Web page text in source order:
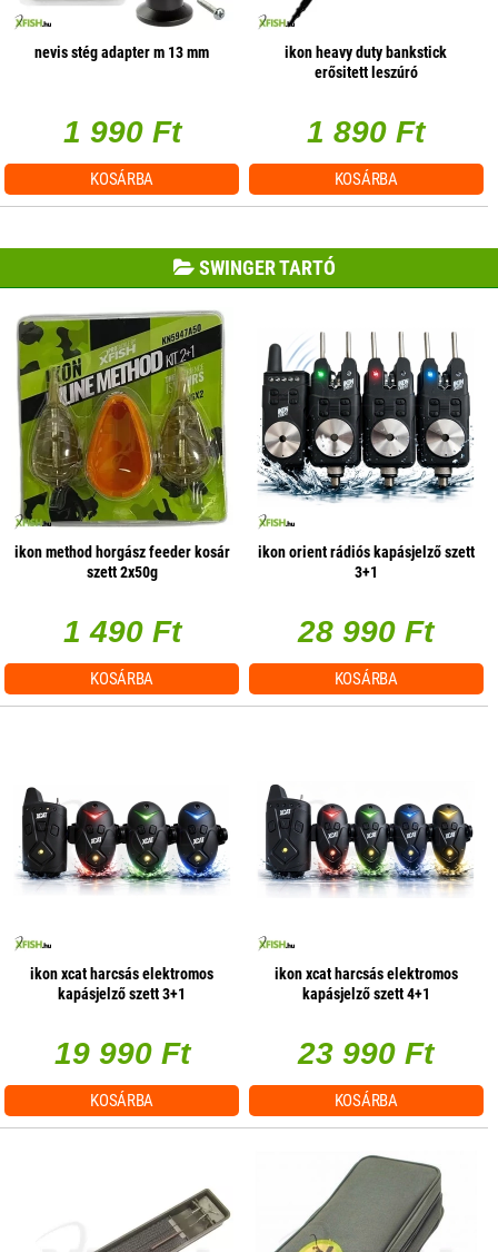
nevis stég adapter m 13 mm
1 990 Ft
KOSÁRBA
ikon heavy duty bankstick
erősitett leszúró
1 890 Ft
KOSÁRBA
SWINGER TARTÓ
ikon method horgász feeder kosár
szett 2x50g
1 490 Ft
KOSÁRBA
ikon orient rádiós kapásjelző szett
3+1
28 990 Ft
KOSÁRBA
ikon xcat harcsás elektromos
kapásjelző szett 3+1
19 990 Ft
KOSÁRBA
ikon xcat harcsás elektromos
kapásjelző szett 4+1
23 990 Ft
KOSÁRBA